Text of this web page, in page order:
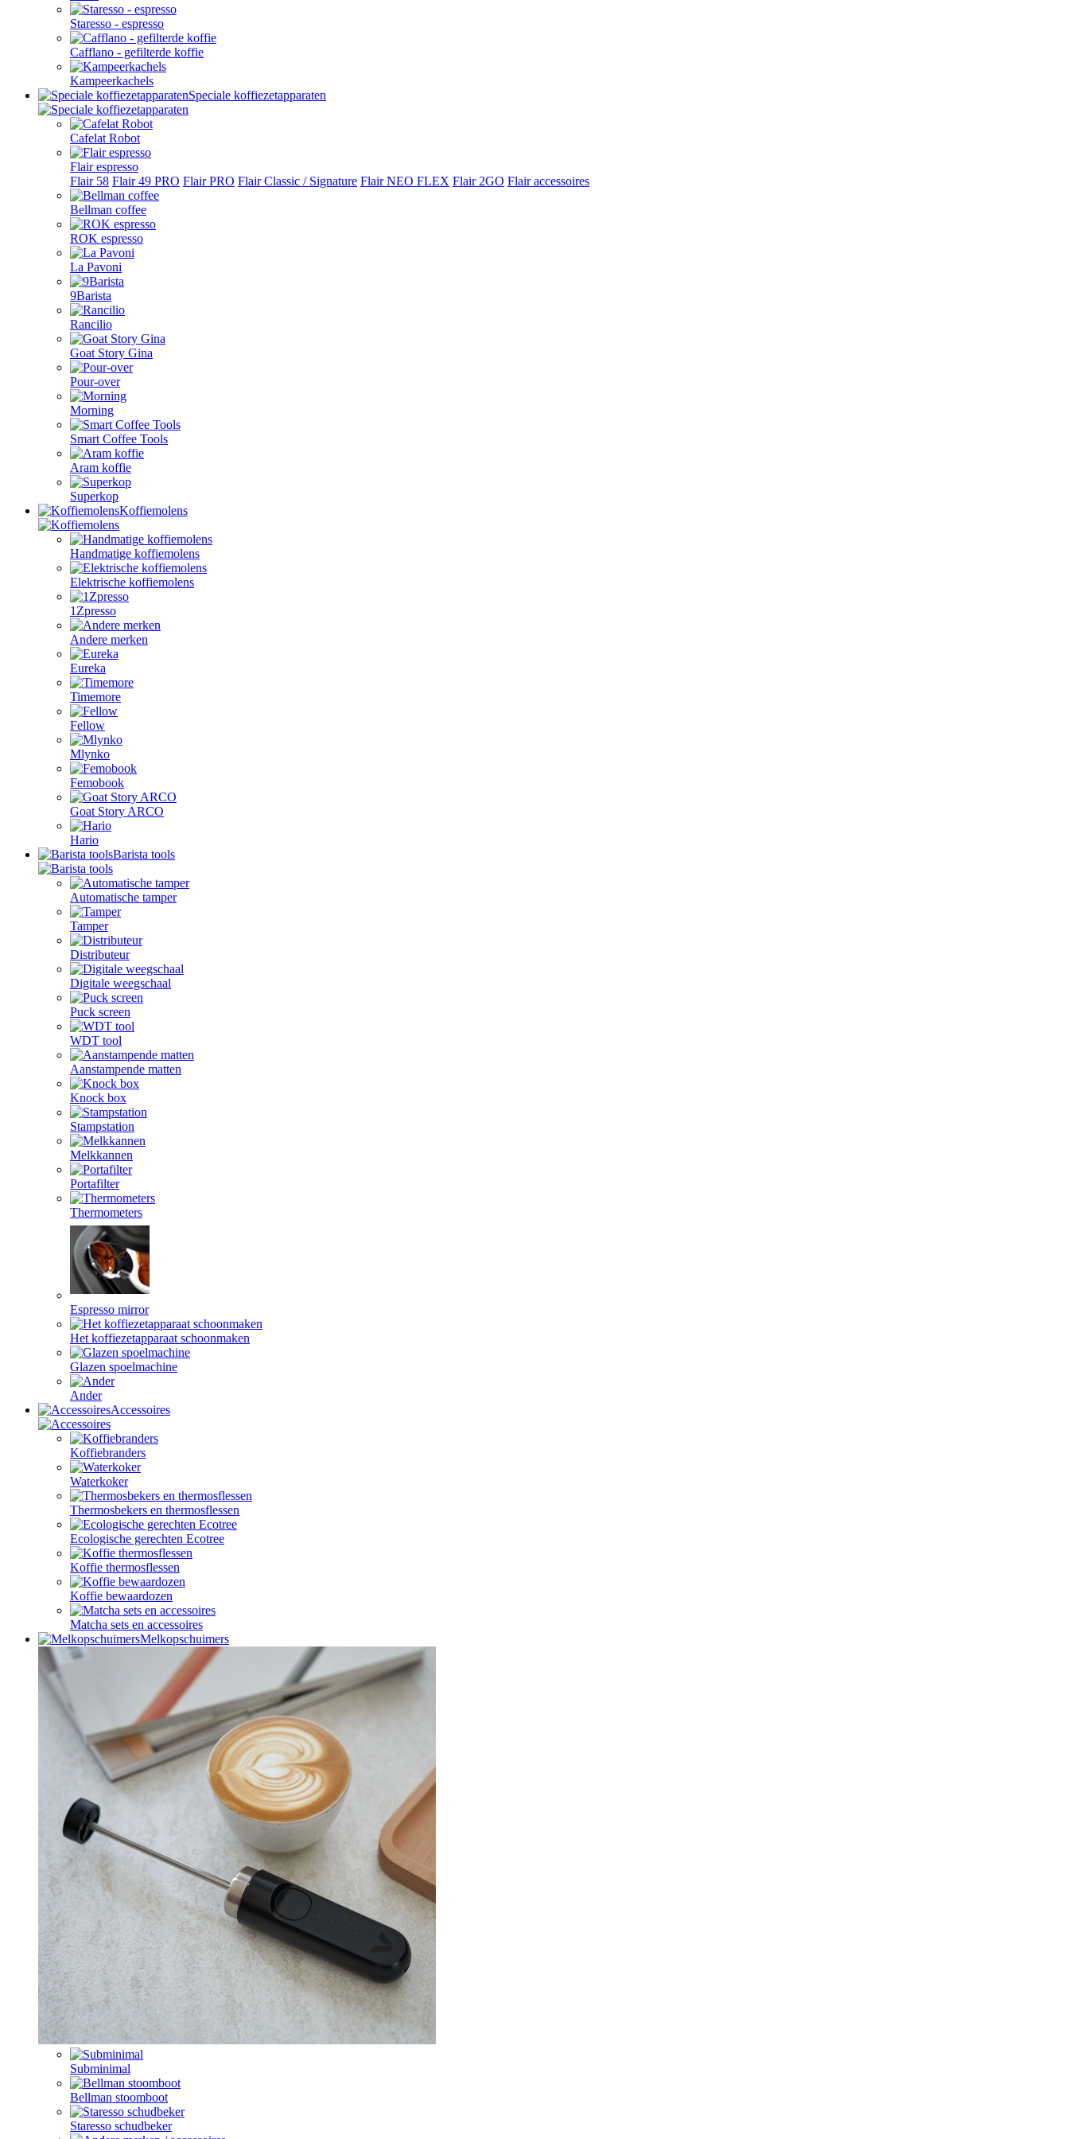
Staresso - espresso
Cafflano - gefilterde koffie
Kampeerkachels
Speciale koffiezetapparaten
Cafelat Robot
Flair espresso
Flair 58 Flair 49 PRO Flair PRO Flair Classic / Signature Flair NEO FLEX Flair 2GO Flair accessoires
Bellman coffee
ROK espresso
La Pavoni
9Barista
Rancilio
Goat Story Gina
Pour-over
Morning
Smart Coffee Tools
Aram koffie
Superkop
Koffiemolens
Handmatige koffiemolens
Elektrische koffiemolens
1Zpresso
Andere merken
Eureka
Timemore
Fellow
Mlynko
Femobook
Goat Story ARCO
Hario
Barista tools
Automatische tamper
Tamper
Distributeur
Digitale weegschaal
Puck screen
WDT tool
Aanstampende matten
Knock box
Stampstation
Melkkannen
Portafilter
Thermometers
Espresso mirror
Het koffiezetapparaat schoonmaken
Glazen spoelmachine
Ander
Accessoires
Koffiebranders
Waterkoker
Thermosbekers en thermosflessen
Ecologische gerechten Ecotree
Koffie thermosflessen
Koffie bewaardozen
Matcha sets en accessoires
Melkopschuimers
Subminimal
Bellman stoomboot
Staresso schudbeker